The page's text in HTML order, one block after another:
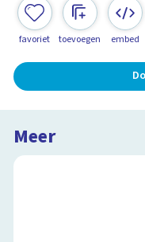
favoriet toevoegen embed
Meer